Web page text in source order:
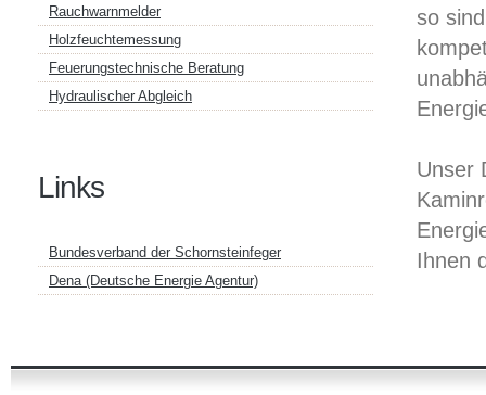
so
Unser
Ihnen
Rauchwarnmelder
Holzfeuchtemessung
Feuerungstechnische Beratung
Hydraulischer Abgleich
Links
Bundesverband der Schornsteinfeger
Dena (Deutsche Energie Agentur)